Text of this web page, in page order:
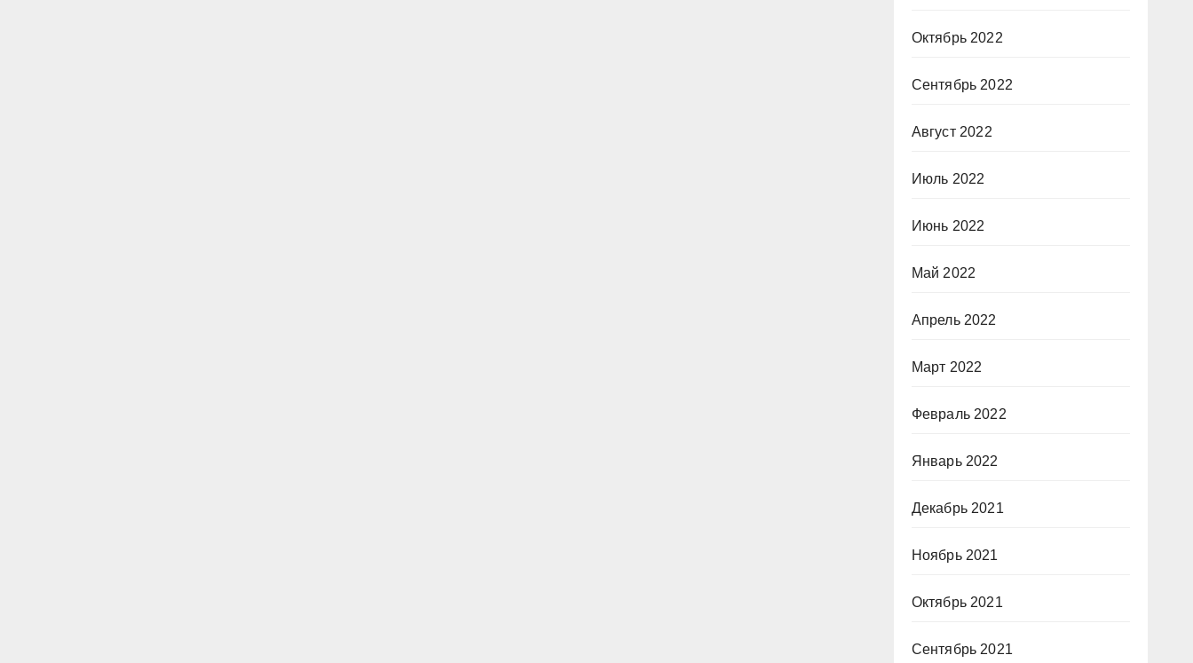
Октябрь 2022
Сентябрь 2022
Август 2022
Июль 2022
Июнь 2022
Май 2022
Апрель 2022
Март 2022
Февраль 2022
Январь 2022
Декабрь 2021
Ноябрь 2021
Октябрь 2021
Сентябрь 2021